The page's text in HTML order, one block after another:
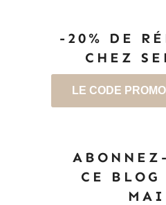
-20% DE
CHEZ
LE CODE PROMO
CE BLOG